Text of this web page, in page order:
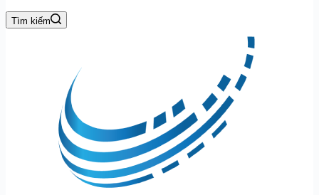
Tìm kiếm